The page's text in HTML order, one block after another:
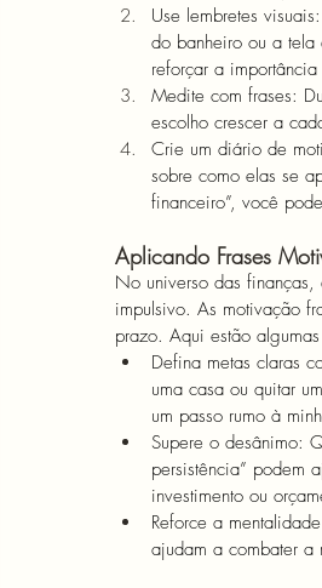
Use lembretes
do banheiro ou a tela
reforçar a
Medite com frases:
escolho crescer a
Crie um diário de
sobre como elas se
financeiro”, você
Aplicando Frases
No universo das
impulsivo. As motivação
prazo. Aqui estão
Defina metas claras
uma casa ou quitar
um passo rumo à
Supere o desânimo:
persistência” podem
investimento ou
Reforce a
ajudam a combater a